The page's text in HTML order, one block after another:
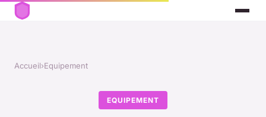
Accueil›Equipement
EQUIPEMENT